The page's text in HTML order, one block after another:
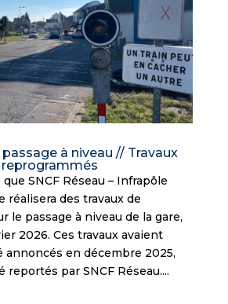
à niveau // Travaux
reprogrammés
SNCF Réseau – Infrapôle
réalisera des travaux de
le passage à niveau de la gare,
2026. Ces travaux avaient
en décembre 2025,
reportés par SNCF Réseau....